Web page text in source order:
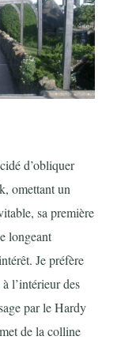
d’obliquer
omettant un
sa première
longeant
Je préfère
l’intérieur des
par le Hardy
de la colline